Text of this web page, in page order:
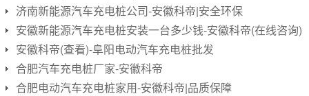
济南新能源汽车充电桩公司-安徽科帝|安全环保
安徽新能源汽车充电桩安装一台多少钱-安徽科帝(在线咨询)
安徽科帝(查看)-阜阳电动汽车充电桩批发
合肥汽车充电桩厂家-安徽科帝
合肥电动汽车充电桩家用-安徽科帝|品质保障